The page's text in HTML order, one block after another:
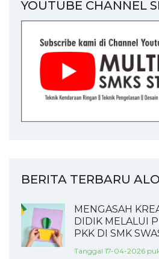
YOUTUBE CHANNEL
BERITA TERBARU
MENGASAH
DIDIK MELALUI
PKK DI SMK
Tanggal 17-04-2026